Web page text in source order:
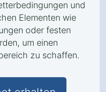
und
Elementen wie
oder festen
um einen
zu schaffen.